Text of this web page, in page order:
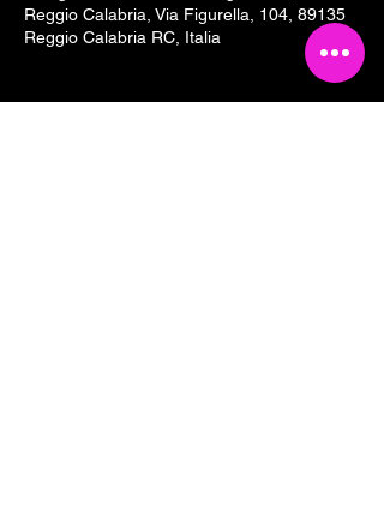
Reggio Calabria, Via Figurella, 104, 89135
Reggio Calabria RC, Italia